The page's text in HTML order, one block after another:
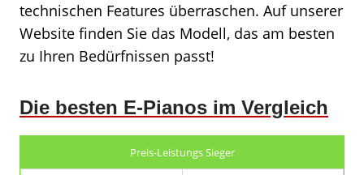
technischen Features überraschen. Auf unserer
Website finden Sie das Modell, das am besten
zu Ihren Bedürfnissen passt!
Die besten E-Pianos im Vergleich
Preis-Leistungs Sieger